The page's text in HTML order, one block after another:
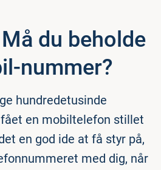
du beholde
nummer?
hundredetusinde
en mobiltelefon stillet
en god ide at få styr på,
med dig, når